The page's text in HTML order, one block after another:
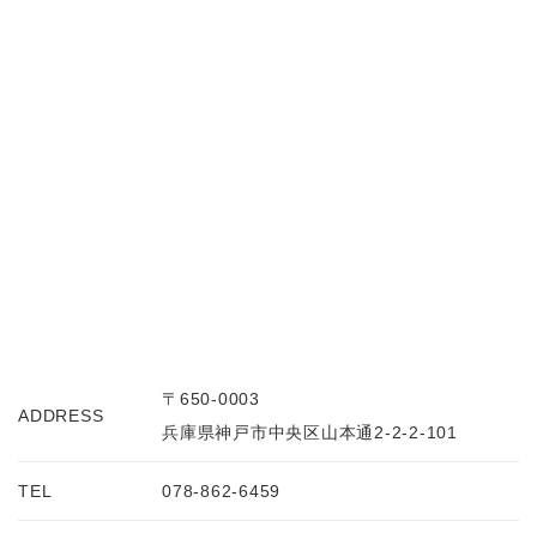
ADDRESS
〒650-0003
兵庫県神戸市中央区山本通2-2-2-101
TEL 078-862-6459